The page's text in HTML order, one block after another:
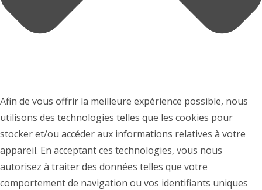
Afin de vous offrir la meilleure expérience possible, nous
utilisons des technologies telles que les cookies pour
stocker et/ou accéder aux informations relatives à votre
appareil. En acceptant ces technologies, vous nous
autorisez à traiter des données telles que votre
comportement de navigation ou vos identifiants uniques